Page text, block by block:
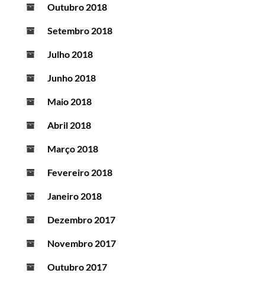
Outubro 2018
Setembro 2018
Julho 2018
Junho 2018
Maio 2018
Abril 2018
Março 2018
Fevereiro 2018
Janeiro 2018
Dezembro 2017
Novembro 2017
Outubro 2017